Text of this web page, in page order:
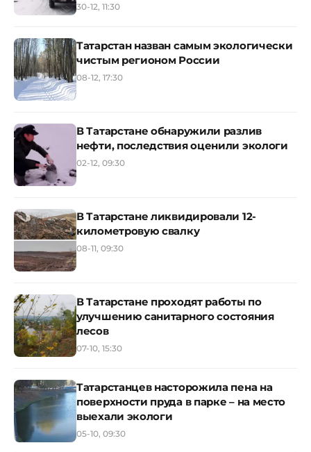
30-12, 11:30
Татарстан назван самым экологически
чистым регионом России
08-12, 17:30
В Татарстане обнаружили разлив
нефти, последствия оценили экологи
02-12, 09:30
В Татарстане ликвидировали 12-
километровую свалку
08-11, 09:30
В Татарстане проходят работы по
улучшению санитарного состояния
лесов
07-10, 15:30
Татарстанцев насторожила пена на
поверхности пруда в парке – на место
выехали экологи
05-10, 09:30